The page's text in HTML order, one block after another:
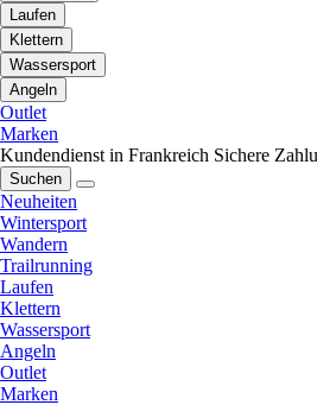
Laufen
Klettern
Wassersport
Angeln
Outlet
Marken
Kundendienst in Frankreich Sichere
Suchen
Neuheiten
Wintersport
Wandern
Trailrunning
Laufen
Klettern
Wassersport
Angeln
Outlet
Marken